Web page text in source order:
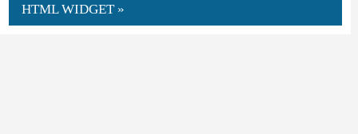
HTML WIDGET »